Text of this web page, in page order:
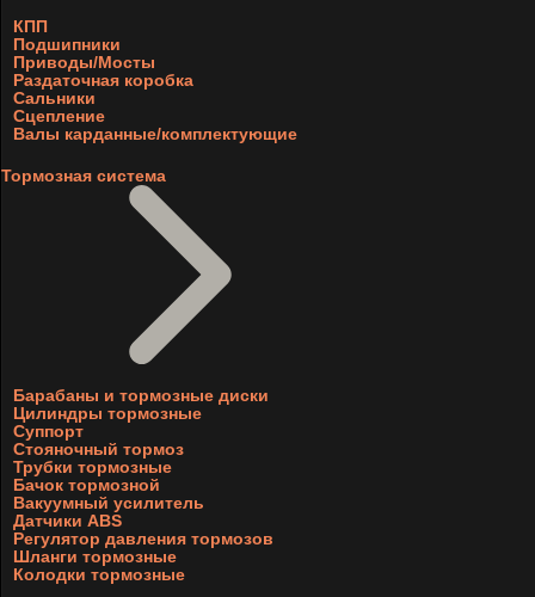
КПП
Подшипники
Приводы/Мосты
Раздаточная коробка
Сальники
Сцепление
Валы карданные/комплектующие
Тормозная система
Барабаны и тормозные диски
Цилиндры тормозные
Суппорт
Стояночный тормоз
Трубки тормозные
Бачок тормозной
Вакуумный усилитель
Датчики ABS
Регулятор давления тормозов
Шланги тормозные
Колодки тормозные